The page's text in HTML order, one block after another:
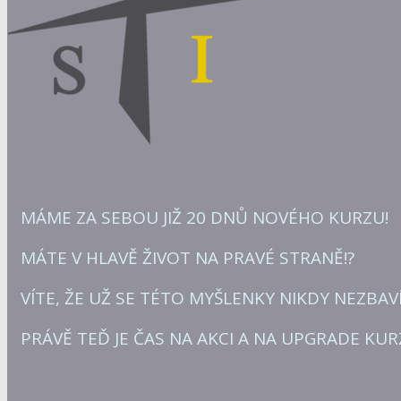
MÁME ZA SEBOU JIŽ 20 DNŮ NOVÉHO KURZU!
MÁTE V HLAVĚ ŽIVOT NA PRAVÉ STRANĚ!?
VÍTE, ŽE UŽ SE TÉTO MYŠLENKY NIKDY
PRÁVĚ TEĎ JE ČAS NA AKCI A NA UPGRADE